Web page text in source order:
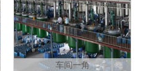
车间一角